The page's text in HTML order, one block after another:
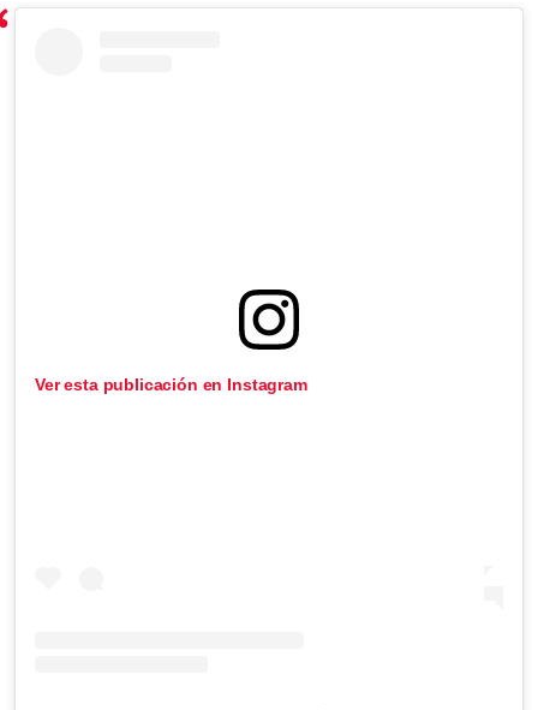
Ver esta publicación en Instagram